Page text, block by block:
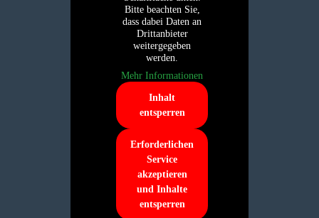
Bitte beachten Sie,
dass dabei Daten an
Drittanbieter
weitergegeben
werden.
Mehr Informationen
Inhalt
entsperren
Erforderlichen
Service
akzeptieren
und Inhalte
entsperren